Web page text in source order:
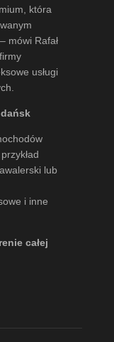
która
mówi Rafał
usługi
lub
i inne
całej